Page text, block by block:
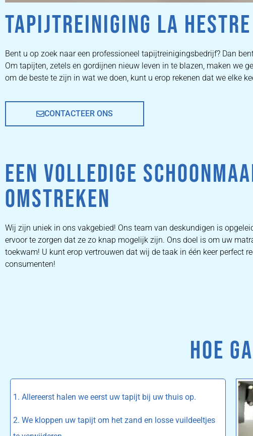
ZETEL
REINIGEN
ZETEL REINIGEN DOOR
PRIJZEN
TAPIJTREINIGING LA HESTRE
Bent u op zoek naar een professioneel tapijtreinigingsbedrijf? Dan
Om tapijten, zetels en gordijnen nieuw leven in te blazen, maken we
om de beste te zijn in wat we doen, kunt u erop rekenen dat we elke
CONTACTEER ONS
EEN VOLLEDIGE
OMSTREKEN
Wij zijn uniek in ons vakgebied! Ons team van deskundigen is
ervoor te zorgen dat ze zo knap mogelijk zijn. Ons doel is om uw
toekwam! U kunt erop vertrouwen dat wij de taak in één keer perfect
consumenten!
HOE
1. Allereerst halen we eerst uw tapijt bij uw thuis op.
2. We kloppen uw tapijt om het zand en losse vuildeeltjes